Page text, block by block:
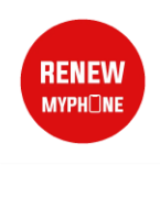
Aller
au
contenu